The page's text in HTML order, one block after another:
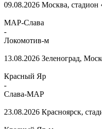
09.08.2026 Москва, стадион
МАР-Слава
-
Локомотив-м
13.08.2026 Зеленоград,
Красный Яр
-
Слава-МАР
23.08.2026 Красноярск,